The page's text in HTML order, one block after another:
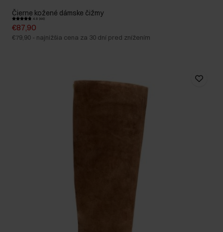
Čierne kožené dámske čižmy
4.8 (44)
€87,90
€79,90 - najnižšia cena za 30 dní pred znížením